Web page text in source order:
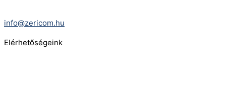
info@zericom.hu
Elérhetőségeink